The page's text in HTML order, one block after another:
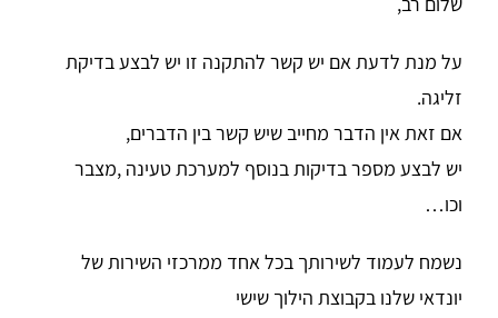
על מנת לדעת אם יש קשר להתקנה זו יש לבצע בדיקת
זליגה.
אם זאת אין הדבר מחייב שיש קשר בין הדברים,
יש לבצע מספר בדיקות בנוסף למערכת טעינה ,מצבר
וכו…
נשמח לעמוד לשירותך בכל אחד ממרכזי השירות של
יונדאי שלנו בקבוצת הילוך שישי